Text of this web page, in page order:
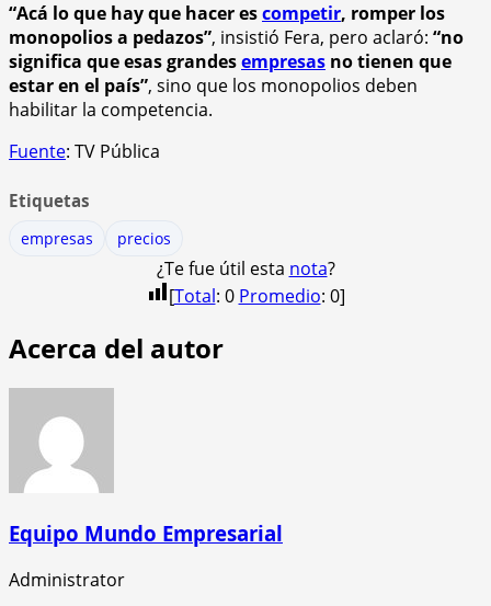
“Acá lo que hay que hacer escompetir, romper los
monopolios a pedazos”, insistió Fera, pero aclaró: “no
significa que esas grandesempresas no tienen que
estar en el país”, sino que los monopolios deben
habilitar la competencia.
Fuente: TV Pública
Etiquetas
empresas precios
¿Te fue útil esta nota?
[Total: 0 Promedio: 0]
Acerca del autor
Equipo Mundo Empresarial
Administrator